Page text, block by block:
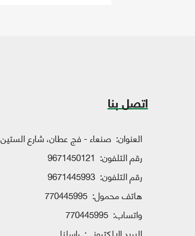
اتصل بنا
العنوان: صنعاء - فج عطان، شارع الستين
رقم التلفون: 9671450121
رقم التلفون: 9671445993
هاتف محمول: 770445995
واتساب: 770445995